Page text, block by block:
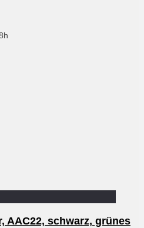
AAC22, schwarz, grünes